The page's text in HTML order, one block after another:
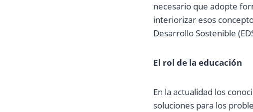
necesario que adopte
interiorizar esos
Desarrollo Sostenible
El rol de la educación
En la actualidad los
soluciones para los